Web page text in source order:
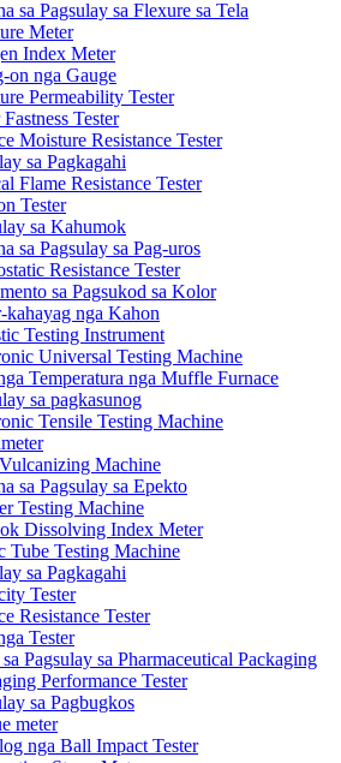
sa Pagsulay sa Flexure sa Tela
Meter
Index Meter
on nga Gauge
Permeability Tester
Tester
Moisture Resistance Tester
sa Pagkagahi
Flame Resistance Tester
Tester
sa Kahumok
sa Pagsulay sa Pag-uros
Resistance Tester
sa Pagsukod sa Kolor
nga Kahon
Testing Instrument
Universal Testing Machine
Temperatura nga Muffle Furnace
sa pagkasunog
Tensile Testing Machine
Machine
sa Pagsulay sa Epekto
Testing Machine
Dissolving Index Meter
Tube Testing Machine
sa Pagkagahi
Tester
Resistance Tester
Tester
Pagsulay sa Pharmaceutical Packaging
Performance Tester
sa Pagbugkos
meter
nga Ball Impact Tester